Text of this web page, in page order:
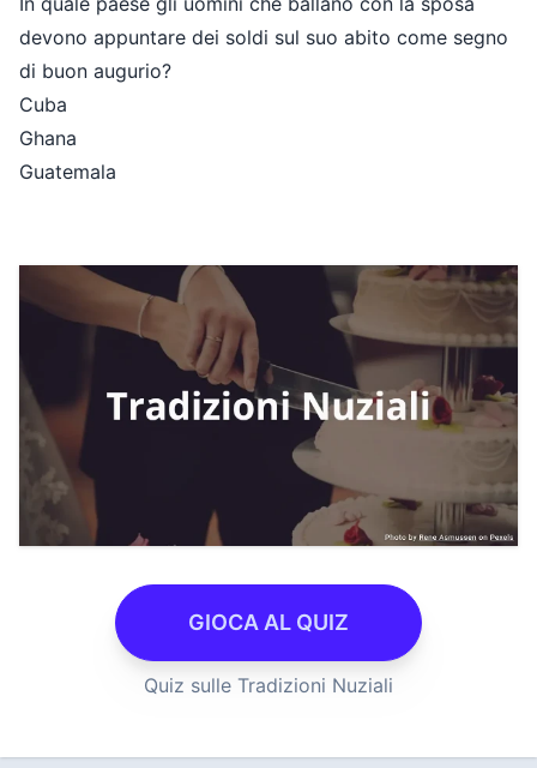
devono appuntare dei soldi sul suo abito come segno
di buon augurio?
Cuba
Ghana
Guatemala
GIOCA AL QUIZ
Quiz sulle Tradizioni Nuziali